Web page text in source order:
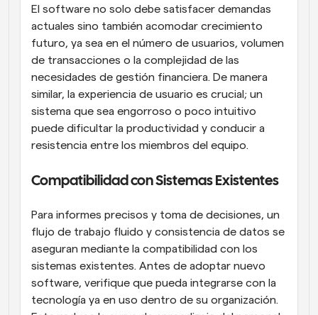
El software no solo debe satisfacer demandas
actuales sino también acomodar crecimiento
futuro, ya sea en el número de usuarios, volumen
de transacciones o la complejidad de las
necesidades de gestión financiera. De manera
similar, la experiencia de usuario es crucial; un
sistema que sea engorroso o poco intuitivo
puede dificultar la productividad y conducir a
resistencia entre los miembros del equipo.
Compatibilidad con Sistemas Existentes
Para informes precisos y toma de decisiones, un
flujo de trabajo fluido y consistencia de datos se
aseguran mediante la compatibilidad con los
sistemas existentes. Antes de adoptar nuevo
software, verifique que pueda integrarse con la
tecnología ya en uso dentro de su organización.